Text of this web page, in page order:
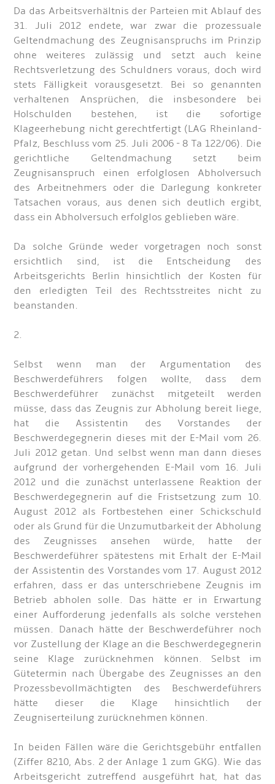
Da das Arbeitsverhältnis der Parteien mit Ablauf des
31. Juli 2012 endete, war zwar die prozessuale
Geltendmachung des Zeugnisanspruchs im Prinzip
ohne weiteres zulässig und setzt auch keine
Rechtsverletzung des Schuldners voraus, doch wird
stets Fälligkeit vorausgesetzt. Bei so genannten
verhaltenen Ansprüchen, die insbesondere bei
Holschulden bestehen, ist die sofortige
Klageerhebung nicht gerechtfertigt (LAG Rheinland-
Pfalz, Beschluss vom 25. Juli 2006 - 8 Ta 122/06). Die
gerichtliche Geltendmachung setzt beim
Zeugnisanspruch einen erfolglosen Abholversuch
des Arbeitnehmers oder die Darlegung konkreter
Tatsachen voraus, aus denen sich deutlich ergibt,
dass ein Abholversuch erfolglos geblieben wäre.
Da solche Gründe weder vorgetragen noch sonst
ersichtlich sind, ist die Entscheidung des
Arbeitsgerichts Berlin hinsichtlich der Kosten für
den erledigten Teil des Rechtsstreites nicht zu
beanstanden.
2.
Selbst wenn man der Argumentation des
Beschwerdeführers folgen wollte, dass dem
Beschwerdeführer zunächst mitgeteilt werden
müsse, dass das Zeugnis zur Abholung bereit liege,
hat die Assistentin des Vorstandes der
Beschwerdegegnerin dieses mit der E-Mail vom 26.
Juli 2012 getan. Und selbst wenn man dann dieses
aufgrund der vorhergehenden E-Mail vom 16. Juli
2012 und die zunächst unterlassene Reaktion der
Beschwerdegegnerin auf die Fristsetzung zum 10.
August 2012 als Fortbestehen einer Schickschuld
oder als Grund für die Unzumutbarkeit der Abholung
des Zeugnisses ansehen würde, hatte der
Beschwerdeführer spätestens mit Erhalt der E-Mail
der Assistentin des Vorstandes vom 17. August 2012
erfahren, dass er das unterschriebene Zeugnis im
Betrieb abholen solle. Das hätte er in Erwartung
einer Aufforderung jedenfalls als solche verstehen
müssen. Danach hätte der Beschwerdeführer noch
vor Zustellung der Klage an die Beschwerdegegnerin
seine Klage zurücknehmen können. Selbst im
Gütetermin nach Übergabe des Zeugnisses an den
Prozessbevollmächtigten des Beschwerdeführers
hätte dieser die Klage hinsichtlich der
Zeugniserteilung zurücknehmen können.
In beiden Fällen wäre die Gerichtsgebühr entfallen
(Ziffer 8210, Abs. 2 der Anlage 1 zum GKG). Wie das
Arbeitsgericht zutreffend ausgeführt hat, hat das